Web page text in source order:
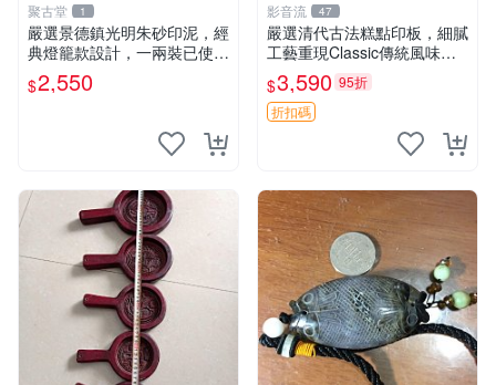
聚古堂 1
嚴選景德鎮光明朱砂印泥，經
典燈籠款設計，一兩裝已使
用，二盒同價。 美麗朱砂 印
泥 燈籠款
$2,550
影音流 47
嚴選清代古法糕點印板，細膩
工藝重現Classic傳統風味適
合收藏老饕推薦 糕點 印板 古
董
$3,590 95折
折扣碼